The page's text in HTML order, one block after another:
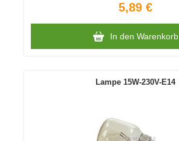
5,89 €
In den Warenkorb
Lampe 15W-230V-E14